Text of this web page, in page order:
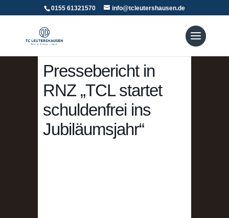
0155 61321570 info@tcleutershausen.de
Pressebericht in
RNZ „TCL startet
schuldenfrei ins
Jubiläumsjahr“